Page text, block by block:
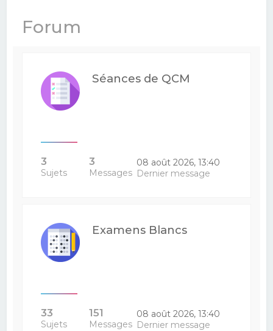
Forum
Séances de QCM
3
Sujets
3
Messages
08 août 2026, 13:40
Dernier message
Examens Blancs
33
Sujets
151
Messages
08 août 2026, 13:40
Dernier message